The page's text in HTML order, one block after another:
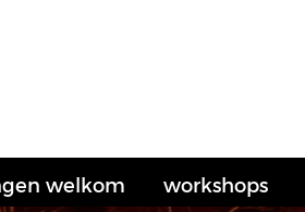
welkom workshops